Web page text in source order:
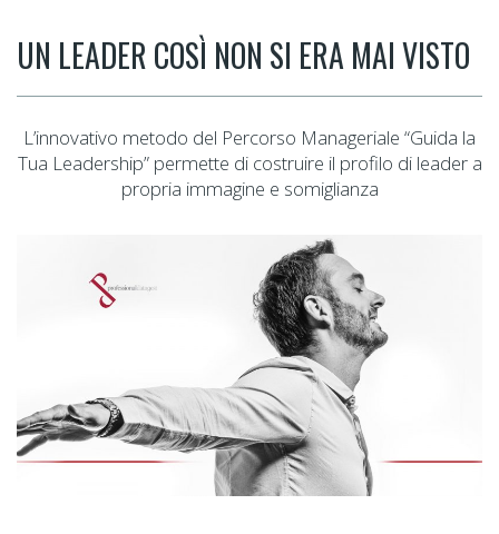
UN LEADER COSÌ NON SI ERA MAI VISTO
L’innovativo metodo del Percorso Manageriale “Guida la
Tua Leadership” permette di costruire il profilo di leader a
propria immagine e somiglianza